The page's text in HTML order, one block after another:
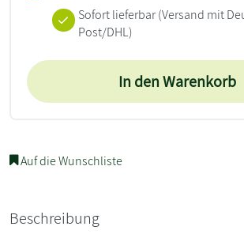
Sofort lieferbar(Versand mit
Post/DHL)
In den Warenkorb
Auf die Wunschliste
Beschreibung